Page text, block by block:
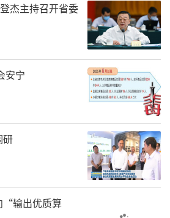
杰主持召开省委
安宁
研
输出优质算